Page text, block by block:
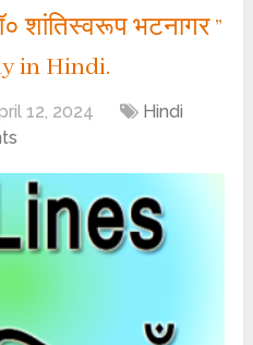
शांतिस्वरूप भटनागर ”
in Hindi.
12, 2024
Hindi